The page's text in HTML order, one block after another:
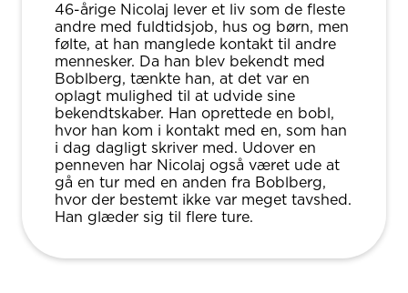
46-årige Nicolaj lever et liv som de fleste
andre med fuldtidsjob, hus og børn, men
følte, at han manglede kontakt til andre
mennesker. Da han blev bekendt med
Boblberg, tænkte han, at det var en
oplagt mulighed til at udvide sine
bekendtskaber. Han oprettede en bobl,
hvor han kom i kontakt med en, som han
i dag dagligt skriver med. Udover en
penneven har Nicolaj også været ude at
gå en tur med en anden fra Boblberg,
hvor der bestemt ikke var meget tavshed.
Han glæder sig til flere ture.